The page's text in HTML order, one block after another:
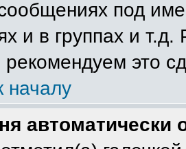
под
и в группах и
это
началу
автоматически